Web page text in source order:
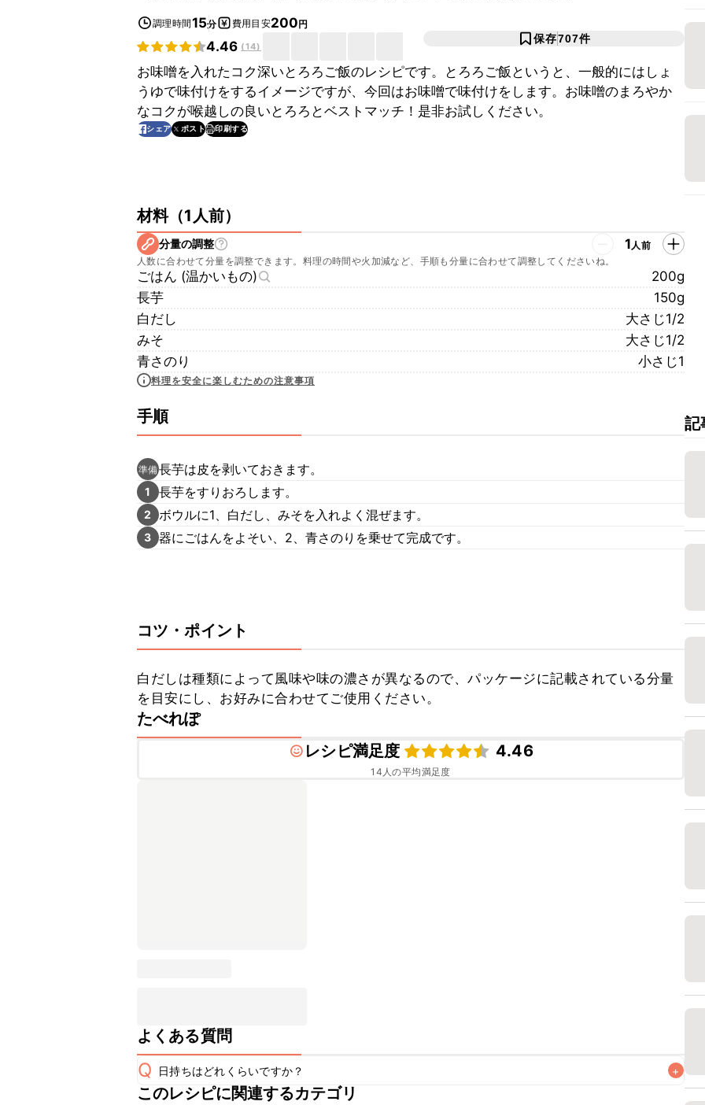
調理時間15分 費用目安200円
4.46 (14)
保存707件
お味噌を入れたコク深いとろろご飯のレシピです。とろろご飯というと、一般的にはしょ
うゆで味付けをするイメージですが、今回はお味噌で味付けをします。お味噌のまろやか
なコクが喉越しの良いとろろとベストマッチ！是非お試しください。
シェア ポスト 印刷する
材料（1人前）
分量の調整 1人前
人数に合わせて分量を調整できます。料理の時間や火加減など、手順も分量に合わせて調整してくださいね。
ごはん (温かいもの)
200g
長芋
150g
白だし
大さじ1/2
みそ
大さじ1/2
青さのり
小さじ1
料理を安全に楽しむための注意事項
手順
準備長芋は皮を剥いておきます。
1 長芋をすりおろします。
2 ボウルに1、白だし、みそを入れよく混ぜます。
3 器にごはんをよそい、2、青さのりを乗せて完成です。
コツ・ポイント
白だしは種類によって風味や味の濃さが異なるので、パッケージに記載されている分量
を目安にし、お好みに合わせてご使用ください。
たべれぽ
レシピ満足度
4.46
14 人の平均満足度
よくある質問
Q 日持ちはどれくらいですか？ +
このレシピに関連するカテゴリ
記